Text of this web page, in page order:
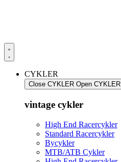
CYKLER
Close CYKLER Open CYKLER
vintage cykler
High End Racercykler
Standard Racercykler
Bycykler
MTB/ATB Cykler